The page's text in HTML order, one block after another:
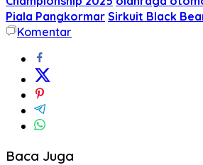
Piala Pangkormar Sirkuit Black
Komentar
Baca Juga